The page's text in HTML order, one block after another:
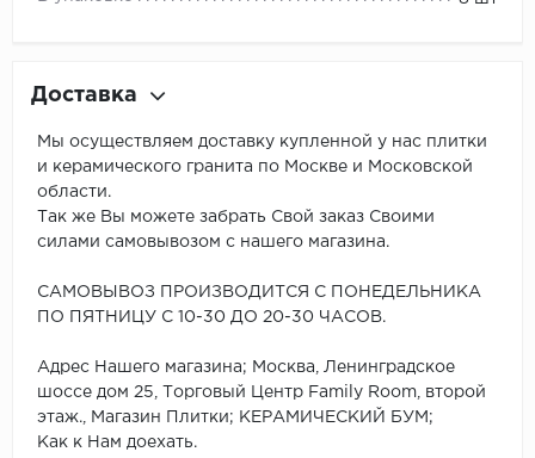
Доставка
Мы осуществляем доставку купленной у нас плитки
и керамического гранита по Москве и Московской
области.
Так же Вы можете забрать Свой заказ Своими
силами самовывозом с нашего магазина.
САМОВЫВОЗ ПРОИЗВОДИТСЯ С ПОНЕДЕЛЬНИКА
ПО ПЯТНИЦУ С 10-30 ДО 20-30 ЧАСОВ.
Адрес Нашего магазина; Москва, Ленинградское
шоссе дом 25, Торговый Центр Family Room, второй
этаж., Магазин Плитки; КЕРАМИЧЕСКИЙ БУМ;
Как к Нам доехать.